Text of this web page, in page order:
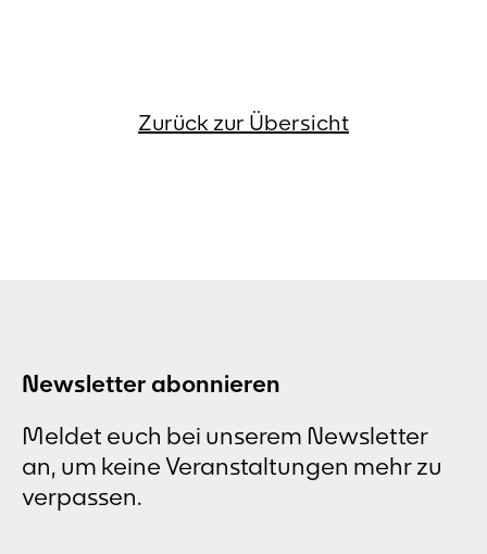
Zurück zur Übersicht
Newsletter abonnieren
Meldet euch bei unserem Newsletter
an, um keine Veranstaltungen mehr zu
verpassen.